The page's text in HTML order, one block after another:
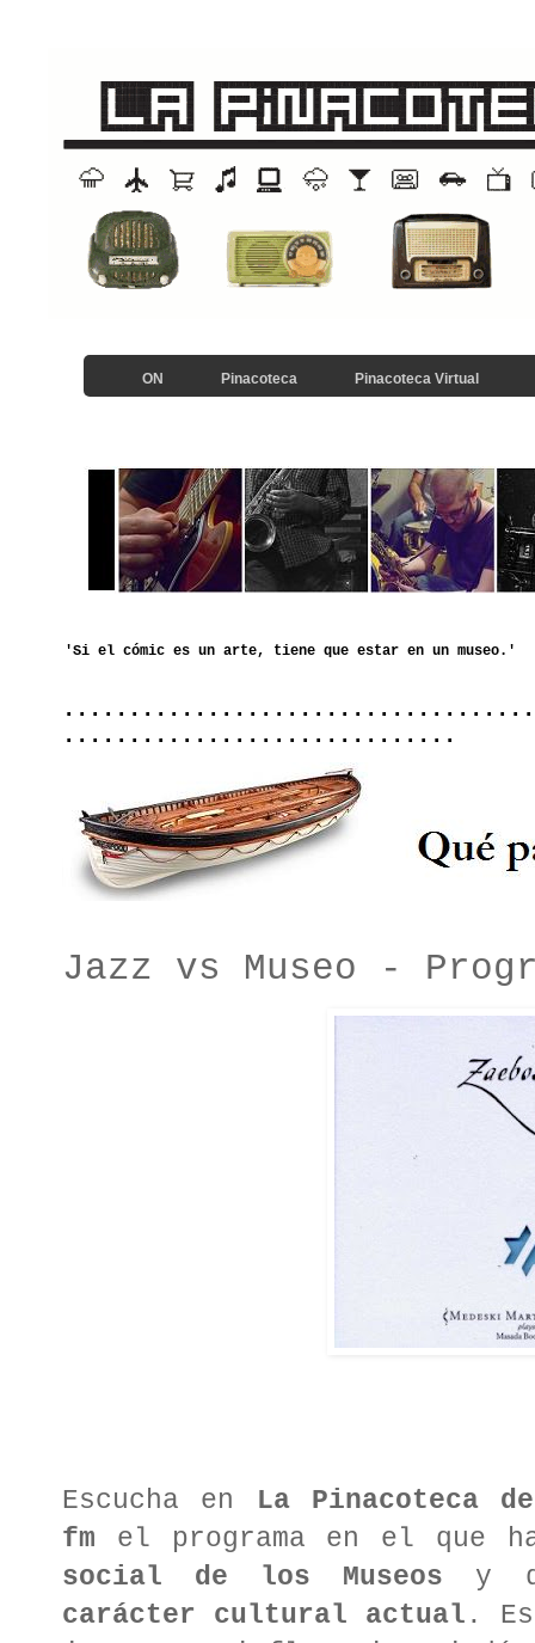
ON Pinacoteca Pinacoteca Virtual
..............................
Jazz vs Museo -
Escucha en La Pinacoteca
fm el programa en el que
social de los Museos y
carácter cultural actual .